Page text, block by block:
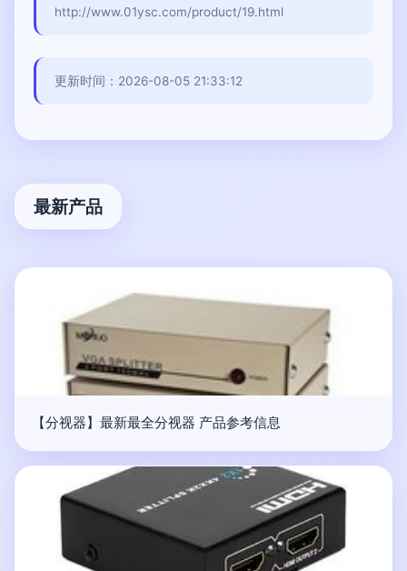
http://www.01ysc.com/product/19.html
更新时间：2026-08-05 21:33:12
最新产品
【分视器】最新最全分视器 产品参考信息